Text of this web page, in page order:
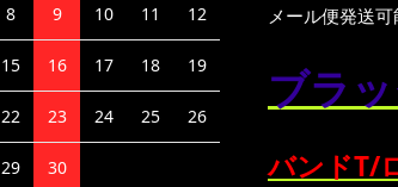
8 9 10 11 12
15 16 17 18 19
22 23 24 25 26
29 30
メール便発送
ブラ
バンドT/